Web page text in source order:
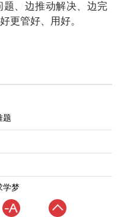
、边推动解决、边完
更管好、用好。
题
学梦